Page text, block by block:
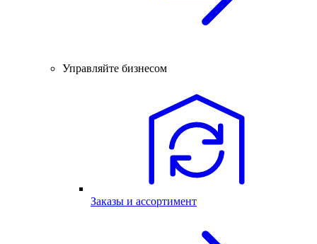
Управляйте бизнесом
Заказы и ассортимент